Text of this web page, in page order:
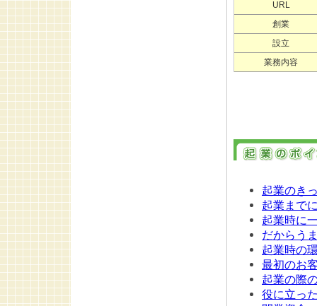
URL
創業
設立
業務内容
起業のき
起業まで
起業時に
だからう
起業時の
最初のお
起業の際
役に立っ